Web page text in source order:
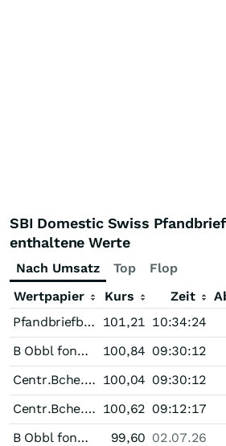
SBI Domestic Swiss
enthaltene Werte
Nach Umsatz Top
Flop
Wertpapier
Kurs Zeit
Pfandbriefbank der schweizerischen Hypothekarinstitute Pfandbrief 2,50 % bis 02/27
101,21 10:34:24
B Obbl fond Ist 2,75 % bis 12/26
100,84 09:30:12
Centr.Bche.Cant 1,75 % bis 09/26 100,04 09:30:12
Centr.Bche.Cant 1,375 % bis 03/27 100,62 09:12:17
B Obbl fond Ist 1,00 % bis 07/26
99,60 02.07.26